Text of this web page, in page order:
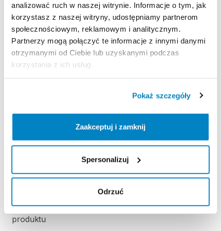
analizować ruch w naszej witrynie. Informacje o tym, jak
korzystasz z naszej witryny, udostępniamy partnerom
społecznościowym, reklamowym i analitycznym.
Partnerzy mogą połączyć te informacje z innymi danymi
otrzymanymi od Ciebie lub uzyskanymi podczas
korzystania z ich usług.
Pokaż szczegóły
Zaakceptuj i zamknij
Spersonalizuj
Odrzuć
Jeżeli klient nie dostarczy swojego buta
narciarskiego przy odbiorze nart​,​ regulację wiązań
wykonuje we własnym zakresie.
Strona produktu w sklepie
Nie pobieramy kaucji za wypożyczenie tego
produktu